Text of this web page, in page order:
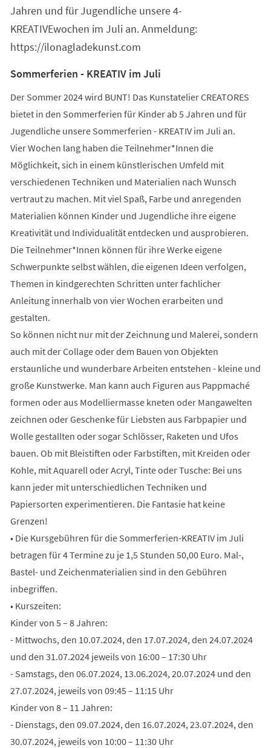
Jahren und für Jugendliche unsere 4-
KREATIVEwochen im Juli an. Anmeldung:
https://ilonagladekunst.com
Sommerferien - KREATIV im Juli
Der Sommer 2024 wird BUNT! Das Kunstatelier CREATORES
bietet in den Sommerferien für Kinder ab 5 Jahren und für
Jugendliche unsere Sommerferien - KREATIV im Juli an.
Vier Wochen lang haben die Teilnehmer*Innen die
Möglichkeit, sich in einem künstlerischen Umfeld mit
verschiedenen Techniken und Materialien nach Wunsch
vertraut zu machen. Mit viel Spaß, Farbe und anregenden
Materialien können Kinder und Jugendliche ihre eigene
Kreativität und Individualität entdecken und ausprobieren.
Die Teilnehmer*Innen können für ihre Werke eigene
Schwerpunkte selbst wählen, die eigenen Ideen verfolgen,
Themen in kindgerechten Schritten unter fachlicher
Anleitung innerhalb von vier Wochen erarbeiten und
gestalten.
So können nicht nur mit der Zeichnung und Malerei, sondern
auch mit der Collage oder dem Bauen von Objekten
erstaunliche und wunderbare Arbeiten entstehen - kleine und
große Kunstwerke. Man kann auch Figuren aus Pappmaché
formen oder aus Modelliermasse kneten oder Mangawelten
zeichnen oder Geschenke für Liebsten aus Farbpapier und
Wolle gestallten oder sogar Schlösser, Raketen und Ufos
bauen. Ob mit Bleistiften oder Farbstiften, mit Kreiden oder
Kohle, mit Aquarell oder Acryl, Tinte oder Tusche: Bei uns
kann jeder mit unterschiedlichen Techniken und
Papiersorten experimentieren. Die Fantasie hat keine
Grenzen!
• Die Kursgebühren für die Sommerferien-KREATIV im Juli
betragen für 4 Termine zu je 1,5 Stunden 50,00 Euro. Mal-,
Bastel- und Zeichenmaterialien sind in den Gebühren
inbegriffen.
• Kurszeiten:
Kinder von 5 – 8 Jahren:
- Mittwochs, den 10.07.2024, den 17.07.2024, den 24.07.2024
und den 31.07.2024 jeweils von 16:00 – 17:30 Uhr
- Samstags, den 06.07.2024, 13.06.2024, 20.07.2024 und den
27.07.2024, jeweils von 09:45 – 11:15 Uhr
Kinder von 8 – 11 Jahren:
- Dienstags, den 09.07.2024, den 16.07.2024, 23.07.2024, den
30.07.2024, jeweils von 10:00 – 11:30 Uhr